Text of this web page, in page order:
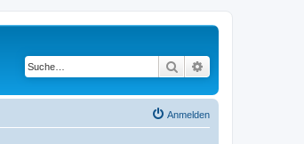
Suche
Anmelden